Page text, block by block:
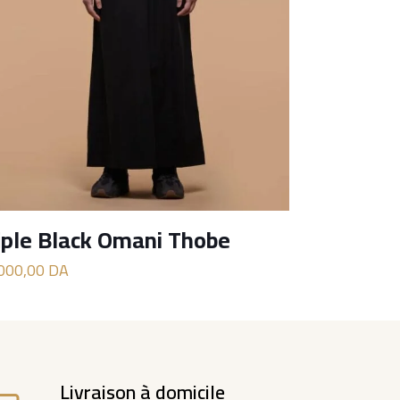
Black Omani Thobe
DA
Livraison à domicile